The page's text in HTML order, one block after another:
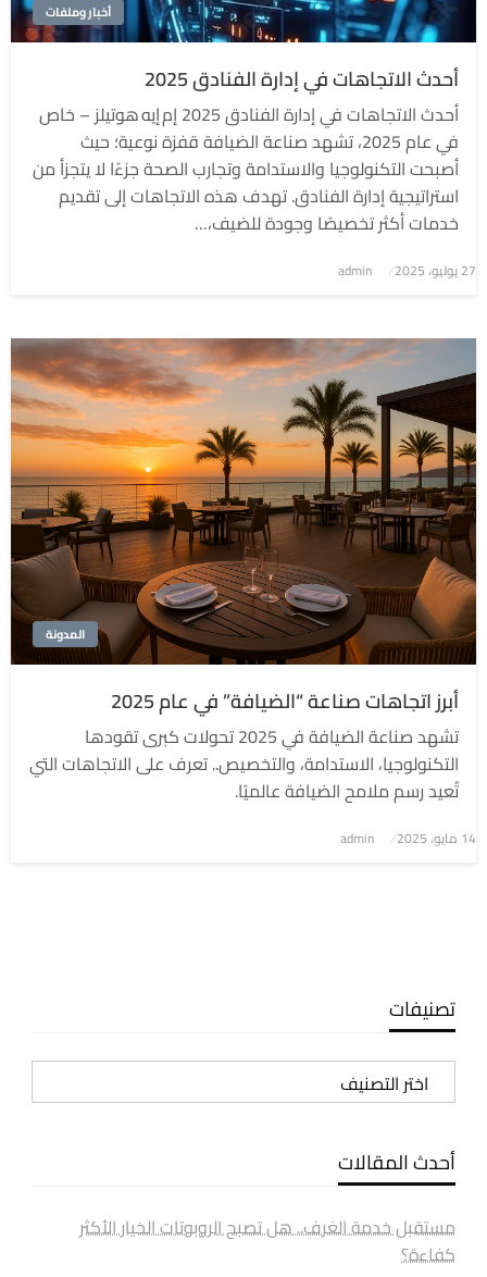
أخبار وملفات
أحدث الاتجاهات في إدارة الفنادق 2025
أحدث الاتجاهات في إدارة الفنادق 2025 إم إيه هوتيلز – خاص
في عام 2025، تشهد صناعة الضيافة قفزة نوعية؛ حيث
أصبحت التكنولوجيا والاستدامة وتجارب الصحة جزءًا لا يتجزأ من
استراتيجية إدارة الفنادق. تهدف هذه الاتجاهات إلى تقديم
خدمات أكثر تخصيصًا وجودة للضيف،…
نُشر
27 يوليو، 2025 admin
المدونة
أبرز اتجاهات صناعة “الضيافة” في عام 2025
تشهد صناعة الضيافة في 2025 تحولات كبرى تقودها
التكنولوجيا، الاستدامة، والتخصيص.. تعرف على الاتجاهات التي
تُعيد رسم ملامح الضيافة عالميًا.
نُشر
14 مايو، 2025 admin
تصنيفات
تصنيفات
أحدث المقالات
مستقبل خدمة الغرف.. هل تصبح الروبوتات الخيار الأكثر
كفاءة؟